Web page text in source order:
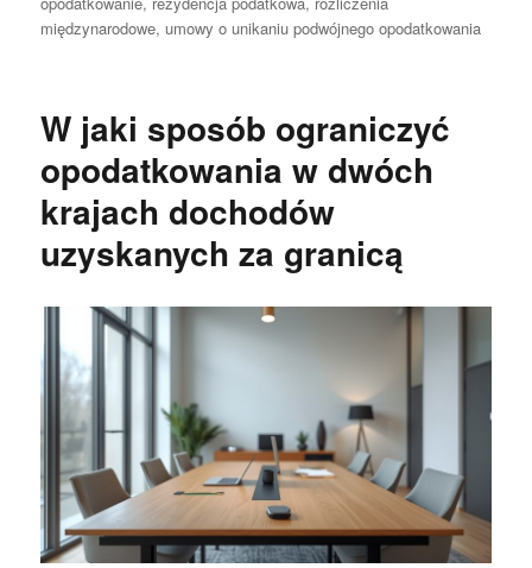
międzynarodowe, umowy o unikaniu podwójnego opodatkowania
W jaki sposób ograniczyć
opodatkowania w dwóch
krajach dochodów
uzyskanych za granicą